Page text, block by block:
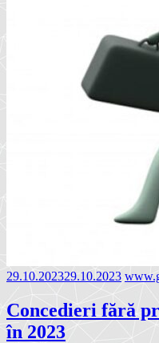
29.10.202329.10.2023
Concedieri fără
în 2023